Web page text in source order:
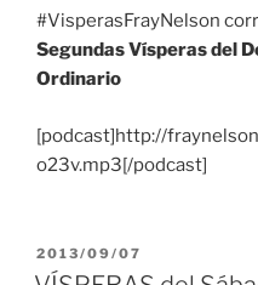
#VisperasFrayNelson
Segundas Vísperas del
Ordinario
[podcast]http://
o23v.mp3[/podcast]
PUBLICADO
EL
2013/09/07